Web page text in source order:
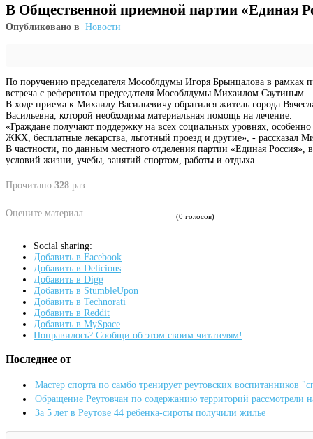
В Общественной приемной партии «Единая
Опубликовано в Новости
По поручению председателя Мособлдумы Игоря Брынцалова в рамках
встреча с референтом председателя Мособлдумы Михаилом Саутиным.
В ходе приема к Михаилу Васильевичу обратился житель города
Васильевна, которой необходима материальная помощь на лечение.
«Граждане получают поддержку на всех социальных уровнях,
ЖКХ, бесплатные лекарства, льготный проезд и другие», - рассказал
В частности, по данным местного отделения партии «Единая
условий жизни, учебы, занятий спортом, работы и отдыха.
Прочитано 328 раз
Оцените материал (0 голосов)
Social sharing:
Добавить в Facebook
Добавить в Delicious
Добавить в Digg
Добавить в StumbleUpon
Добавить в Technorati
Добавить в Reddit
Добавить в MySpace
Понравилось? Сообщи об этом своим читателям!
Последнее от
Мастер спорта по самбо тренирует реутовских воспитанников
Обращение Реутовчан по содержанию территорий рассмотрели
За 5 лет в Реутове 44 ребенка-сироты получили жилье